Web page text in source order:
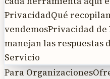
PrivacidadQué
vendemosPrivacidad de
manejan las respuestas
Servicio
Para Organizaciones